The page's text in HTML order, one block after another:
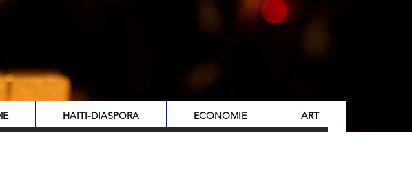
HAITI-DIASPORA ECONOMIE ART